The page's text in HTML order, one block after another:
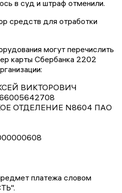
в суд и штраф отменили.
средств для отработки
могут перечислить
карты Сбербанка 2202
ВИКТОРОВИЧ
ОТДЕЛЕНИЕ N8604 ПАО
платежа словом